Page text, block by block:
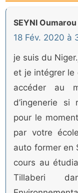
SEYNI Oumarou
18 Fév. 2020 à
je suis du
et je intégrer le
accéder au
d’ingenerie si
pour le
par votre
auto former en
cours au
Tillaberi